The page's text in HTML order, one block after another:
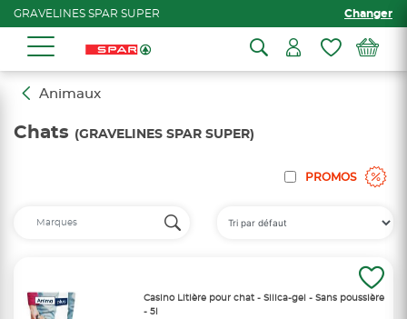
GRAVELINES SPAR SUPER Changer
Animaux
Chats (GRAVELINES SPAR SUPER)
PROMOS
Casino Litière pour chat - Silica-gel - Sans poussière
- 5l